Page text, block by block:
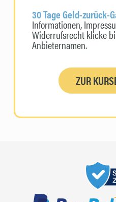
30 Tage Geld-zurück-
Informationen,
Widerrufsrecht klicke
Anbieternamen.
ZUR